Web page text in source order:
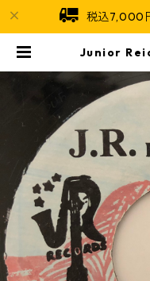
税込7,000
Junior